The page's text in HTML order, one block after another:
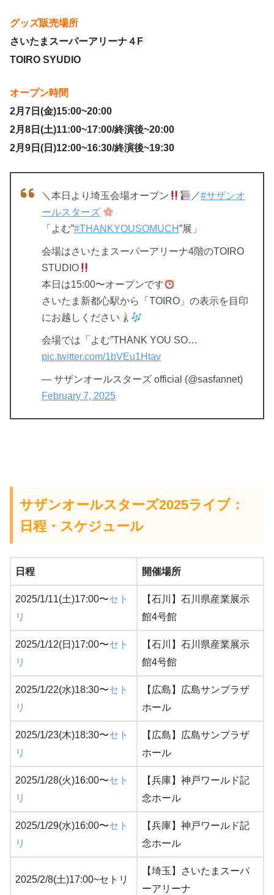
グッズ販売場所
さいたまスーパーアリーナ４F
TOIRO SYUDIO
オープン時間
2月7日(金)15:00~20:00
2月8日(土)11:00~17:00/終演後~20:00
2月9日(日 )12:00~16:30/終演後~19:30
＼本日より埼玉会場オープン ／#サザンオ
ールスターズ
「よむ”#THANKYOUSOMUCH”展」
会場はさいたまスーパーアリーナ4階のTOIRO
STUDIO
本日は15:00〜オープンです
さいたま新都心駅から「TOIRO」の表示を目印
にお越しください
会場では「よむ”THANK YOU SO…
pic.twitter.com/1bVEu1Htav
— サザンオールスターズ official (@sasfannet)
February 7, 2025
サザンオールスターズ2025ライブ：
日程・スケジュール
日程 開催場所
2025/1/11(土)17:00〜セト
リ
【石川】石川県産業展示
館4号館
2025/1/12(日)17:00〜セト
リ
【石川】石川県産業展示
館4号館
2025/1/22(水)18:30〜セト
リ
【広島】広島サンプラザ
ホール
2025/1/23(木)18:30〜セト
リ
【広島】広島サンプラザ
ホール
2025/1/28(火)16:00〜セト
リ
【兵庫】神戸ワールド記
念ホール
2025/1/29(水)16:00〜セト
リ
【兵庫】神戸ワールド記
念ホール
2025/2/8(土)17:00~セトリ
【埼玉】さいたまスーパ
ーアリーナ